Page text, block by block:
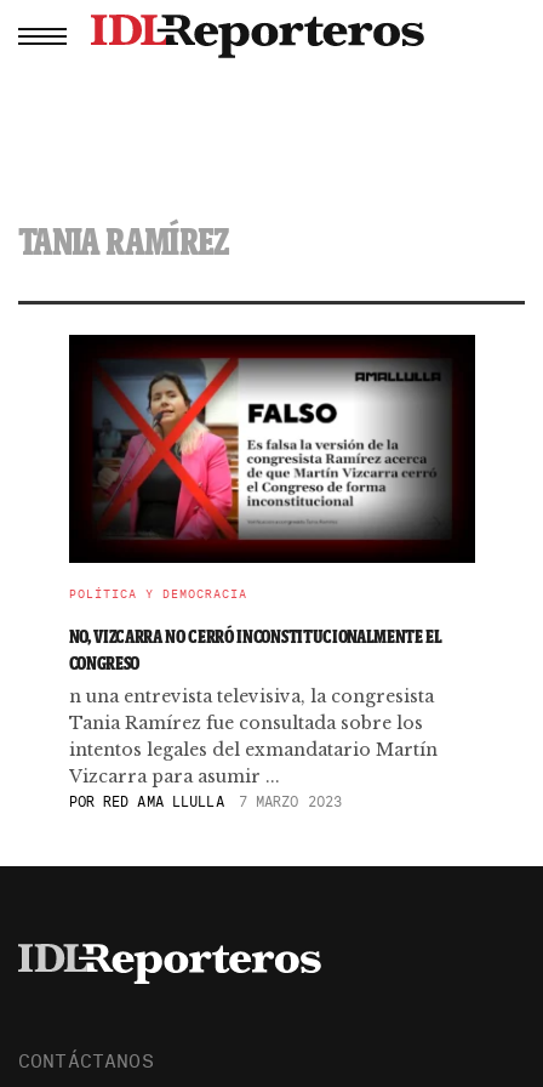
TANIA RAMÍREZ
POLÍTICA Y DEMOCRACIA
NO, VIZCARRA NO CERRÓ INCONSTITUCIONALMENTE EL
CONGRESO
n una entrevista televisiva, la congresista
Tania Ramírez fue consultada sobre los
intentos legales del exmandatario Martín
Vizcarra para asumir ...
PORRED AMA LLULLA 7 MARZO 2023
CONTÁCTANOS